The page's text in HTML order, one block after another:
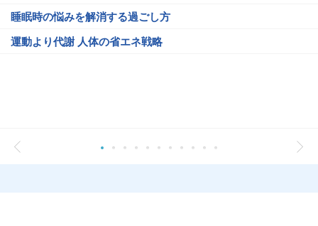
睡眠時の悩みを解消する過ごし方
運動より代謝 人体の省エネ戦略